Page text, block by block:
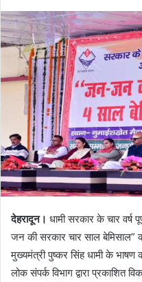
देहरादून। धामी सरकार के चार
जन की सरकार चार साल बेमिसाल”
मुख्यमंत्री पुष्कर सिंह धामी के भाषण
लोक संपर्क विभाग द्वारा प्रकाशित